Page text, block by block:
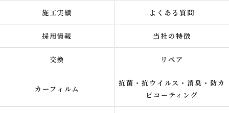
施工実績 よくある質問
採用情報 当社の特徴
交換 リペア
カーフィルム
抗菌・抗ウイルス・消臭・防カ
ビコーティング